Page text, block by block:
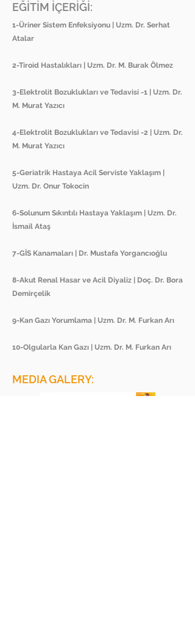
EĞİTİM İÇERİĞİ:
1-Üriner Sistem Enfeksiyonu | Uzm. Dr. Serhat
Atalar
2-Tiroid Hastalıkları | Uzm. Dr. M. Burak Ölmez
3-Elektrolit Bozuklukları ve Tedavisi -1 | Uzm. Dr.
M. Murat Yazıcı
4-Elektrolit Bozuklukları ve Tedavisi -2 | Uzm. Dr.
M. Murat Yazıcı
5-Geriatrik Hastaya Acil Serviste Yaklaşım |
Uzm. Dr. Onur Tokocin
6-Solunum Sıkıntılı Hastaya Yaklaşım | Uzm. Dr.
İsmail Ataş
7-GİS Kanamaları | Dr. Mustafa Yorgancıoğlu
8-Akut Renal Hasar ve Acil Diyaliz | Doç. Dr. Bora
Demirçelik
9-Kan Gazı Yorumlama | Uzm. Dr. M. Furkan Arı
10-Olgularla Kan Gazı | Uzm. Dr. M. Furkan Arı
MEDIA GALERY: